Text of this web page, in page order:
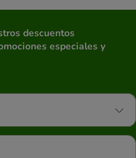
descuentos
especiales y